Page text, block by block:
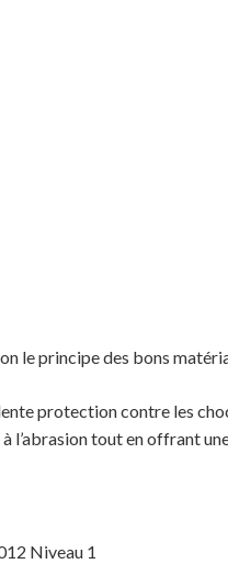
le principe des bons
protection contre les
l’abrasion tout en offrant
Niveau 1